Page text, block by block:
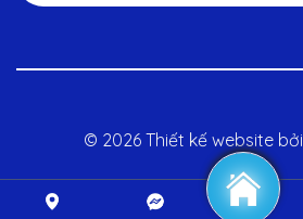
© 2026 Thiết kế website bởi